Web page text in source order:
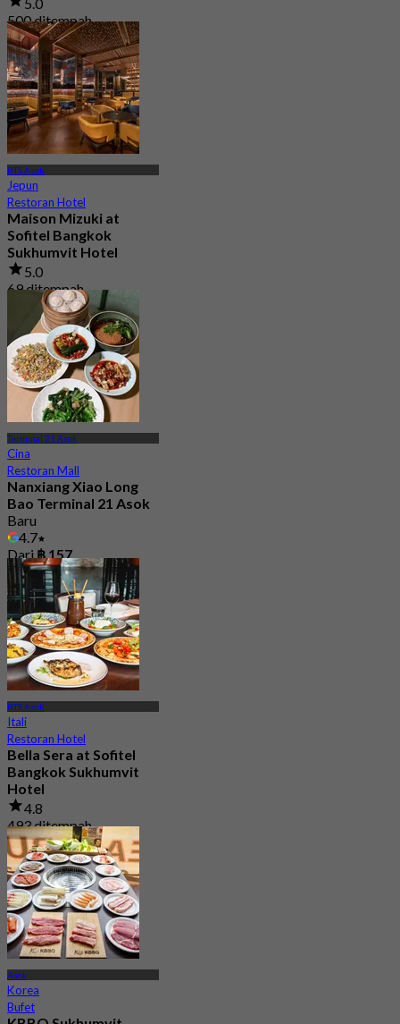
5.0
500 ditempah
Dari฿ 333
BTS Asok
Jepun
Restoran Hotel
Maison Mizuki at
Sofitel Bangkok
Sukhumvit Hotel
5.0
69 ditempah
฿ 1,500
Terminal 21 Asok
Cina
Restoran Mall
Nanxiang Xiao Long
Bao Terminal 21 Asok
Baru
4.7
Dari฿ 157
BTS Asok
Itali
Restoran Hotel
Bella Sera at Sofitel
Bangkok Sukhumvit
Hotel
4.8
493 ditempah
Dari฿ 449.5
Asok
Korea
Bufet